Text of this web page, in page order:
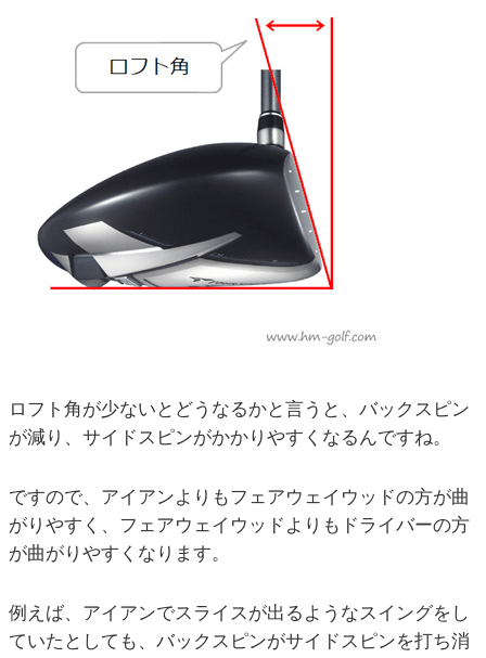
ロフト角が少ないとどうなるかと言うと、バックスピン
が減り、サイドスピンがかかりやすくなるんですね。
ですので、アイアンよりもフェアウェイウッドの方が曲
がりやすく、フェアウェイウッドよりもドライバーの方
が曲がりやすくなります。
例えば、アイアンでスライスが出るようなスイングをし
ていたとしても、バックスピンがサイドスピンを打ち消